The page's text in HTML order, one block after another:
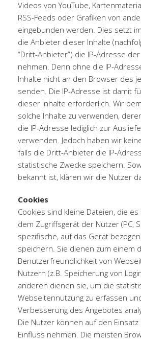
Videos von YouTube,
RSS-Feeds oder Grafiken von
eingebunden werden. Dies setzt
die Anbieter dieser Inhalte
“Dritt-Anbieter”) die IP-Adresse
nehmen. Denn ohne die IP-
Inhalte nicht an den Browser des
senden. Die IP-Adresse ist damit
dieser Inhalte erforderlich. Wir
solche Inhalte zu verwenden,
die IP-Adresse lediglich zur
verwenden. Jedoch haben wir
falls die Dritt-Anbieter die IP-
statistische Zwecke speichern.
bekannt ist, klären wir die Nutzer
Cookies
Cookies sind kleine Dateien, die
dem Zugriffsgerät der Nutzer (PC,
spezifische, auf das Gerät
speichern. Sie dienen zum einem
Benutzerfreundlichkeit von
Nutzern (z.B. Speicherung von
anderen dienen sie, um die
Webseitennutzung zu erfassen
Verbesserung des Angebotes
Die Nutzer können auf den Einsatz
Einfluss nehmen. Die meisten